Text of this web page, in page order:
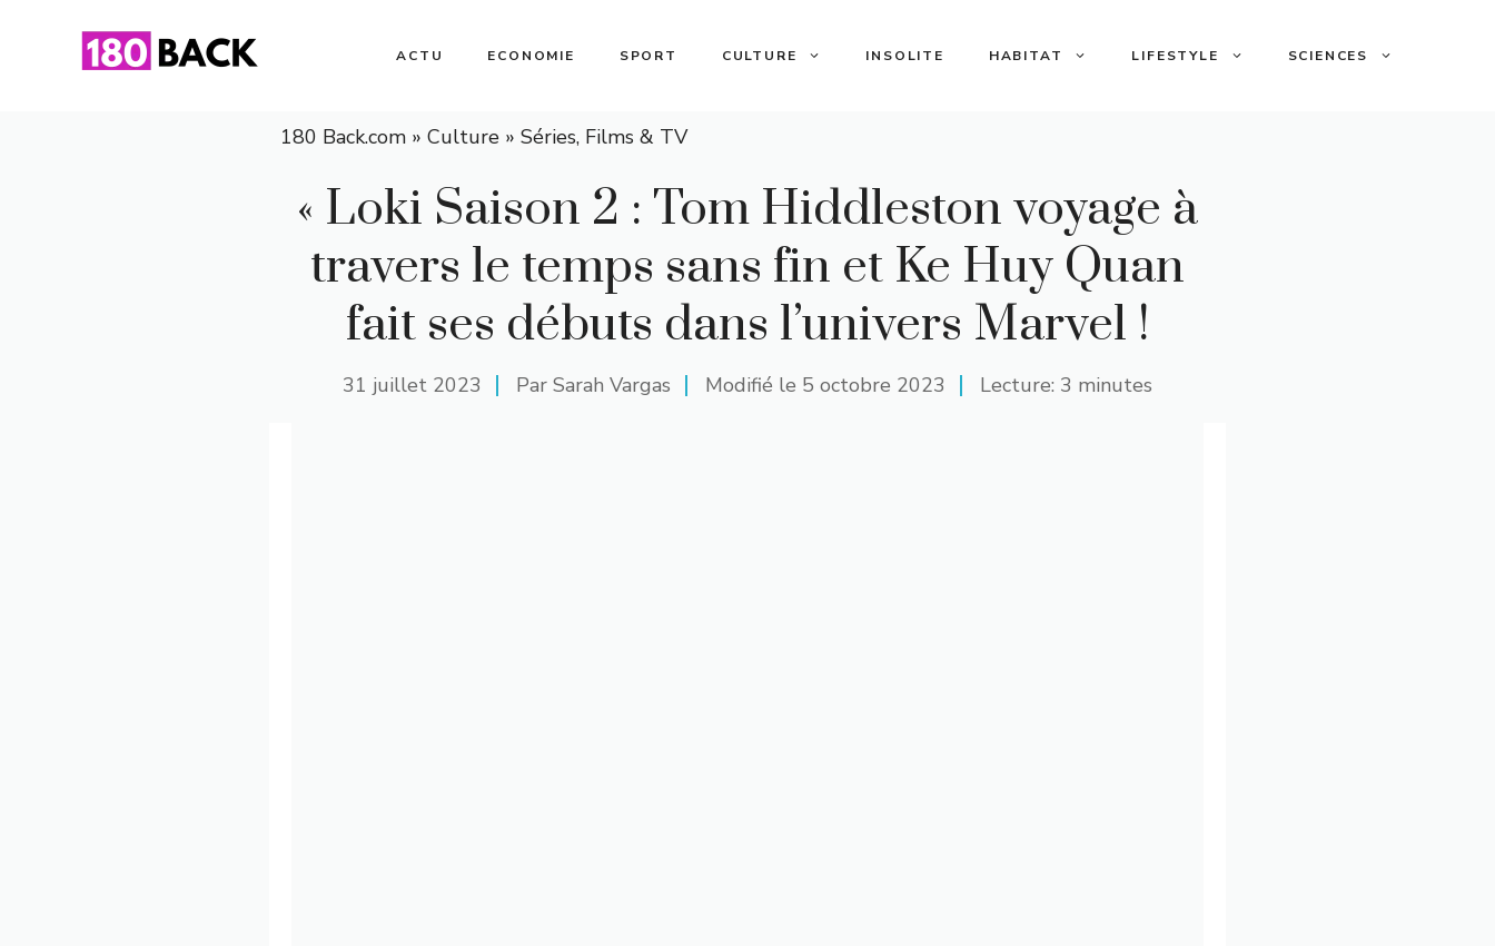
ACTU ECONOMIE SPORT CULTURE INSOLITE HABITAT LIFESTYLE SCIENCES
180 Back.com » Culture » Séries, Films & TV
« Loki Saison 2 : Tom Hiddleston voyage à
travers le temps sans fin et Ke Huy Quan
fait ses débuts dans l’univers Marvel !
31 juillet 2023 Par Sarah Vargas Modifié le 5 octobre 2023 Lecture: 3 minutes